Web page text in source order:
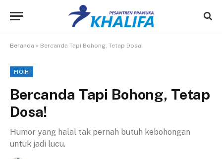
Beranda » Bercanda Tapi Bohong, Tetap Dosa!
FIQIH
Bercanda Tapi Bohong, Tetap
Dosa!
Humor yang halal tak pernah butuh kebohongan
untuk jadi lucu.